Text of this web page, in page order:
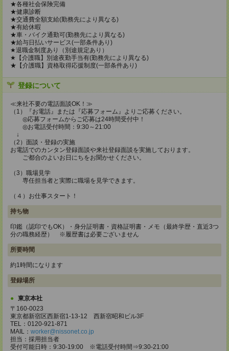
★各種社会保険完備
★健康診断
★交通費全額支給(勤務先により異なる)
★有給休暇
★車・バイク通勤可(勤務先により異なる)
★給与日払いサービス(一部条件あり)
★退職金制度あり（別途規定あり）
★【介護職】別途夜勤手当有(勤務先により異なる)
★【介護職】資格取得応援制度(一部条件あり)
登録について
≪来社不要の電話面談OK！≫
（1）『お電話』または『応募フォーム』よりご応募ください。
◎応募フォームからご応募は24時間受付中！
◎お電話受付時間：9:30～21:00
↓
（2）面談・登録の実施
お電話でのカンタン登録面談や来社登録面談を実施しております。
ご都合のよいお日にちをお聞かせください。
（3）職場見学
専任担当者と実際に職場を見学できます。
（４）お仕事スタート！
持ち物
印鑑（認印でもOK）・身分証明書・資格証明書・メモ（最終学歴・直近3つ
分の職務経歴） ※履歴書は必要ございません
所要時間
約1時間になります
登録場所
東京本社
〒160-0023
東京都新宿区西新宿1-13-12 西新宿昭和ビル3F
TEL：0120-921-871
MAIL： worker@nissonet.co.jp
担当：採用担当者
受付可能日時：9:30-19:00 ※電話受付時間⇒9:30-21:00